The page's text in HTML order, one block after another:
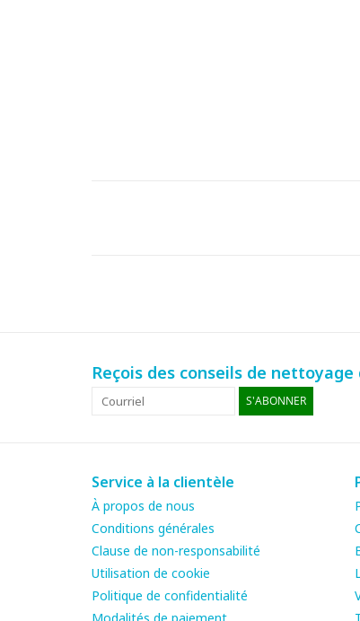
Reçois des conseils de
S'ABONNER
Service à la clientèle
À propos de nous
Conditions générales
Clause de non-responsabilité
Utilisation de cookie
Politique de confidentialité
Modalités de paiement